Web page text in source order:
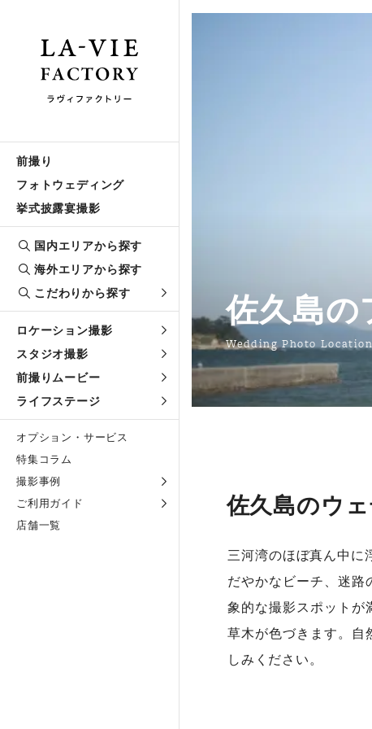
前撮り
フォトウェディング
挙式披露宴撮影
国内エリアから探す
海外エリアから探す
こだわりから探す
ロケーション撮影
スタジオ撮影
前撮りムービー
ライフステージ
オプション・サービス
特集コラム
撮影事例
ご利用ガイド
店舗一覧
佐久島の
Wedding Photo
佐久島のウ
三河湾のほぼ真ん中に
だやかなビーチ、迷路
象的な撮影スポットが
草木が色づきます。自
しみください。